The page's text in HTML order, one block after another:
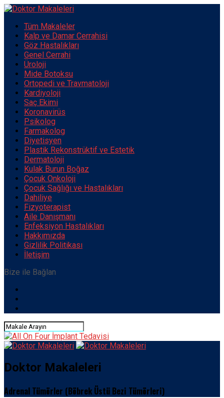
Tüm Makaleler
Kalp ve Damar Cerrahisi
Göz Hastalıkları
Genel Cerrahi
Üroloji
Mide Botoksu
Ortopedi ve Travmatoloji
Kardiyoloji
Saç Ekimi
Koronavirüs
Psikolog
Farmakolog
Diyetisyen
Plastik Rekonstrüktif ve Estetik
Dermatoloji
Kulak Burun Boğaz
Çocuk Onkoloji
Çocuk Sağlığı ve Hastalıkları
Dahiliye
Fizyoterapist
Aile Danışmanı
Enfeksiyon Hastalıkları
Hakkımızda
Gizlilik Politikası
İletişim
Bize ile Bağlan
Doktor Makaleleri
Adrenal Tümörler (Böbrek Üstü Bezi Tümörleri)